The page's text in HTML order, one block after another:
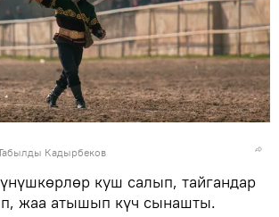
Кадырбеков
куш салып, тайгандар
жаа атышып күч сынашты.